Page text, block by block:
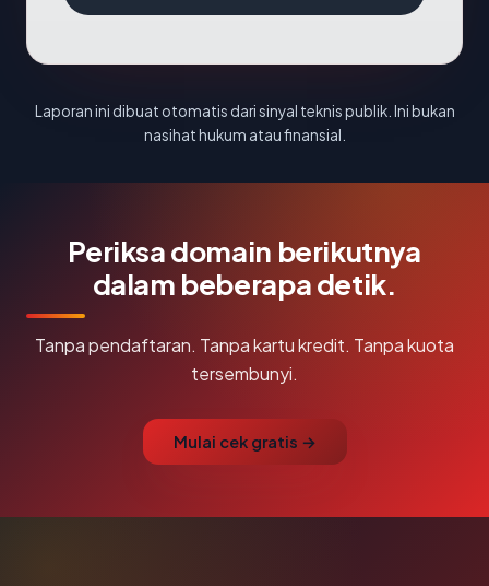
Laporan ini dibuat otomatis dari sinyal teknis publik. Ini bukan
nasihat hukum atau finansial.
Periksa domain berikutnya
dalam beberapa detik.
Tanpa pendaftaran. Tanpa kartu kredit. Tanpa kuota
tersembunyi.
Mulai cek gratis →